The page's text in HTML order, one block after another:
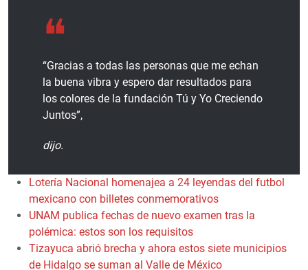
“Gracias a todas las personas que me echan
la buena vibra y espero dar resultados para
los colores de la fundación Tú y Yo Creciendo
Juntos”,
dijo.
Lotería Nacional homenajea a 24 leyendas del futbol
mexicano con billetes conmemorativos
UNAM publica fechas de nuevo examen tras la
polémica: estos son los requisitos
Tizayuca abrió brecha y ahora estos siete municipios
de Hidalgo se suman al Valle de México